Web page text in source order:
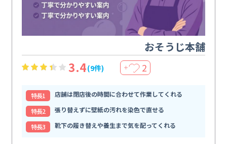
おそうじ本舗
3.4(9件) ＋ 2
特⻑1
店舗は閉店後の時間に合わせて作業してくれる
特⻑2
張り替えずに壁紙の汚れを染色で直せる
特⻑3
靴下の履き替えや養生まで気を配ってくれる